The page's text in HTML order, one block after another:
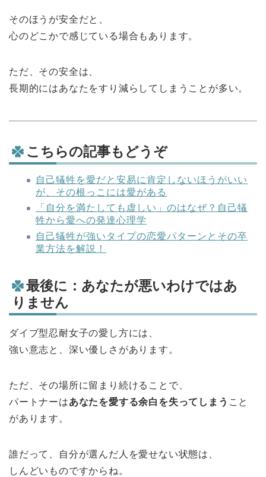
そのほうが安全だと、
心のどこかで感じている場合もあります。
ただ、その安全は、
長期的にはあなたをすり減らしてしまうことが多い。
こちらの記事もどうぞ
自己犠牲を愛だと安易に肯定しないほうがいい
が、その根っこには愛がある
「自分を満たしても虚しい」のはなぜ？自己犠
牲から愛への発達心理学
自己犠牲が強いタイプの恋愛パターンとその卒
業方法を解説！
最後に：あなたが悪いわけではあ
りません
ダイブ型忍耐女子の愛し方には、
強い意志と、深い優しさがあります。
ただ、その場所に留まり続けることで、
パートナーはあなたを愛する余白を失ってしまう こと
があります。
誰だって、自分が選んだ人を愛せない状態は、
しんどいものですからね。